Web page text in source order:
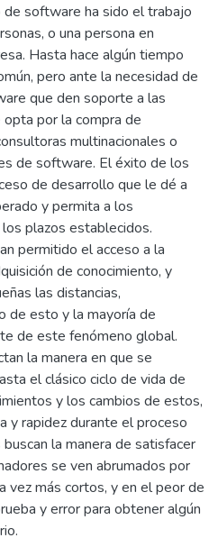
software ha sido el trabajo
o una persona en
Hasta hace algún tiempo
pero ante la necesidad de
que den soporte a las
por la compra de
multinacionales o
de software. El éxito de los
de desarrollo que le dé a
y permita a los
plazos establecidos.
permitido el acceso a la
de conocimiento, y
las distancias,
de esto y la mayoría de
de este fenómeno global.
la manera en que se
el clásico ciclo de vida de
y los cambios de estos,
y rapidez durante el proceso
la manera de satisfacer
se ven abrumados por
vez más cortos, y en el peor de
y error para obtener algún